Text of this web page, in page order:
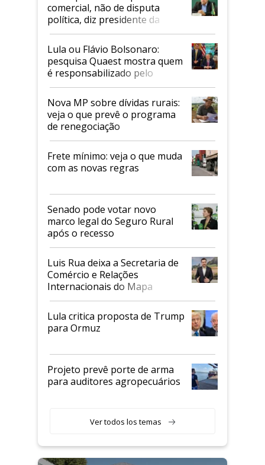
comercial, não de disputa
política, diz presidente da
Faesp
Lula ou Flávio Bolsonaro:
pesquisa Quaest mostra quem
é responsabilizado pelo
tarifaço dos EUA
Nova MP sobre dívidas rurais:
veja o que prevê o programa
de renegociação
Frete mínimo: veja o que muda
com as novas regras
Senado pode votar novo
marco legal do Seguro Rural
após o recesso
Luis Rua deixa a Secretaria de
Comércio e Relações
Internacionais do Mapa
Lula critica proposta de Trump
para Ormuz
Projeto prevê porte de arma
para auditores agropecuários
Ver todos los temas